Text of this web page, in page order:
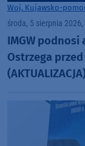
Woj. Kujawsko-
środa, 5 sierpnia 2026,
IMGW
Ostrzega